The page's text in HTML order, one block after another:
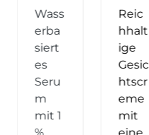
Wass
erba
siert
es
Seru
m
mit 1
Reic
hhalt
ige
Gesic
htscr
eme
mit